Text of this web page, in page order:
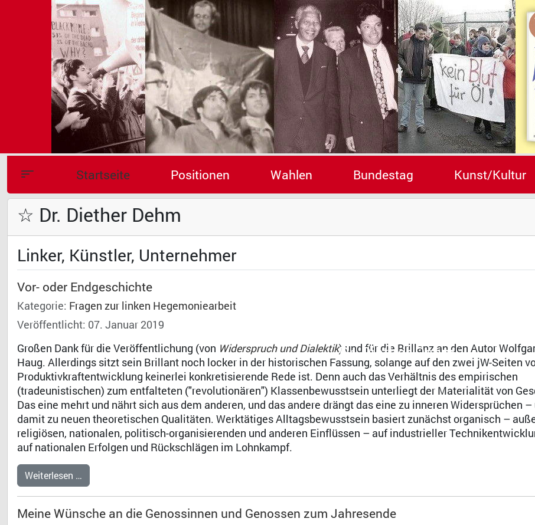
Dr. Diether Dehm
Startseite Positionen Wahlen Bundestag Kunst/Kultur
☆ Dr. Diether Dehm
Linker, Künstler, Unternehmer
Vor- oder Endgeschichte
Kategorie: Fragen zur linken Hegemoniearbeit
Veröffentlicht: 07. Januar 2019
Großen Dank für die Veröffentlichung (von Widerspruch und Dialektik) und für die Brillanz an den Autor
Haug. Allerdings sitzt sein Brillant noch locker in der historischen Fassung, solange auf den zwei jW-Seiten
Produktivkraftentwicklung keinerlei konkretisierende Rede ist. Denn auch das Verhältnis des empirischen
(tradeunistischen) zum entfalteten ("revolutionären") Klassenbewusstsein unterliegt der Materialität von
Das eine mehrt und nährt sich aus dem anderen, und das andere drängt das eine zu inneren Widersprüchen –
damit zu neuen theoretischen Qualitäten. Werktätiges Alltagsbewusstsein basiert zunächst organisch –
religiösen, nationalen, politisch-organisierenden und anderen Einflüssen – auf industrieller
auf nationalen Erfolgen und Rückschlägen im Lohnkampf.
Weiterlesen …
Meine Wünsche an die Genossinnen und Genossen zum Jahresende